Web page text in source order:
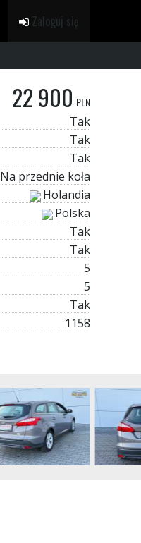
Zaloguj się
22 900 PLN
Tak
Tak
Tak
Na przednie koła
Holandia
Polska
Tak
Tak
5
5
Tak
1158